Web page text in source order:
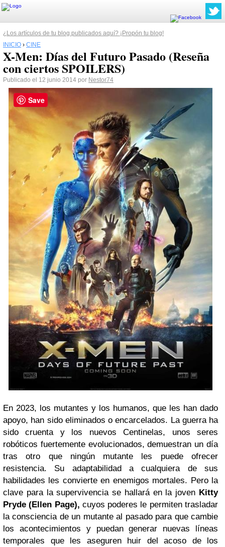
¿Los artículos de tu blog publicados aquí? ¡Propón tu blog!
INICIO › CINE
X-Men: Días del Futuro Pasado (Reseña
con ciertos SPOILERS)
Publicado el 12 junio 2014 por Nestor74
En 2023, los mutantes y los humanos, que les han dado
apoyo, han sido eliminados o encarcelados. La guerra ha
sido cruenta y los nuevos Centinelas, unos seres
robóticos fuertemente evolucionados, demuestran un día
tras otro que ningún mutante les puede ofrecer
resistencia. Su adaptabilidad a cualquiera de sus
habilidades les convierte en enemigos mortales. Pero la
clave para la supervivencia se hallará en la joven Kitty
Pryde (Ellen Page), cuyos poderes le permiten trasladar
la consciencia de un mutante al pasado para que cambie
los acontecimientos y puedan generar nuevas líneas
temporales que les aseguren huir del acoso de los
Save